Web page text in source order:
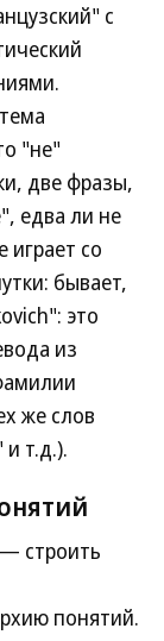
с
"не"
две фразы,
едва ли не
со
бывает,
это
из
же слов
т.д.).
строить
понятий.